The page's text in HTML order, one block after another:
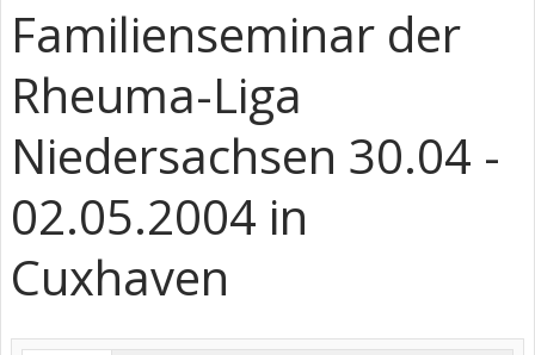
Familienseminar der
Rheuma-Liga
Niedersachsen 30.04 -
02.05.2004 in
Cuxhaven